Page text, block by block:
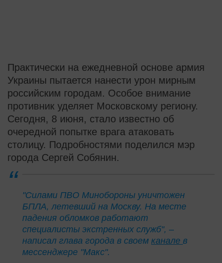
Практически на ежедневной основе армия
Украины пытается нанести урон мирным
российским городам. Особое внимание
противник уделяет Московскому региону.
Сегодня, 8 июня, стало известно об
очередной попытке врага атаковать
столицу. Подробностями поделился мэр
города Сергей Собянин.
"Силами ПВО Минобороны уничтожен
БПЛА, летевший на Москву. На месте
падения обломков работают
специалисты экстренных служб", –
написал глава города в своем канале в
мессенджере "Макс".